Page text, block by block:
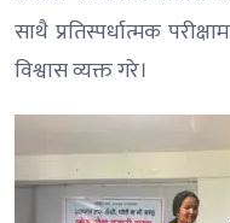
साथै प्रतिस्पर्धात्मक
विश्वास व्यक्त गरे।